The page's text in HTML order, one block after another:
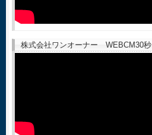
株式会社ワンオーナー WEBCM30秒